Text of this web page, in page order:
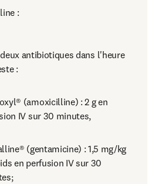
:
antibiotiques dans l'heure
:
(amoxicilline) : 2 g en
IV sur 30 minutes,
(gentamicine) : 1,5 mg/kg
en perfusion IV sur 30